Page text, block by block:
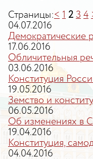
Страницы:< 1 2 3 4
04.07.2016
Демократические
17.06.2016
Обличительныя
03.06.2016
Конституция
19.05.2016
Земство и
06.05.2016
Об изменениях в
19.04.2016
Конституция,
04.04.2016